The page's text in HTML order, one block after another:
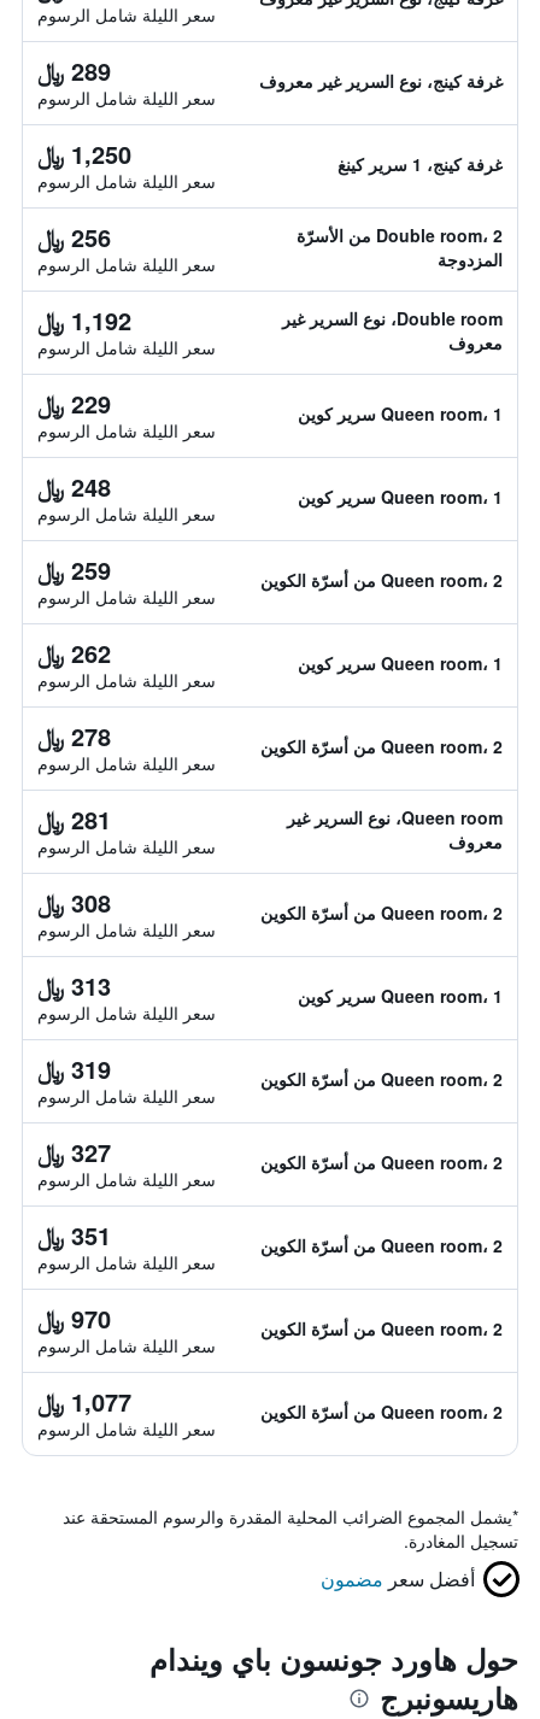
سعر الليلة شامل الرسوم
غرفة كينج، نوع السرير غير معروف 289 ﷼
سعر الليلة شامل الرسوم
غرفة كينج، 1 سرير كينغ 1,250 ﷼
سعر الليلة شامل الرسوم
Double room، 2 من الأسرّة
المزدوجة
256 ﷼
سعر الليلة شامل الرسوم
Double room، نوع السرير غير
معروف
1,192 ﷼
سعر الليلة شامل الرسوم
Queen room، 1 سرير كوين 229 ﷼
سعر الليلة شامل الرسوم
Queen room، 1 سرير كوين 248 ﷼
سعر الليلة شامل الرسوم
Queen room، 2 من أسرّة الكوين 259 ﷼
سعر الليلة شامل الرسوم
Queen room، 1 سرير كوين 262 ﷼
سعر الليلة شامل الرسوم
Queen room، 2 من أسرّة الكوين 278 ﷼
سعر الليلة شامل الرسوم
Queen room، نوع السرير غير
معروف
281 ﷼
سعر الليلة شامل الرسوم
Queen room، 2 من أسرّة الكوين 308 ﷼
سعر الليلة شامل الرسوم
Queen room، 1 سرير كوين 313 ﷼
سعر الليلة شامل الرسوم
Queen room، 2 من أسرّة الكوين 319 ﷼
سعر الليلة شامل الرسوم
Queen room، 2 من أسرّة الكوين 327 ﷼
سعر الليلة شامل الرسوم
Queen room، 2 من أسرّة الكوين 351 ﷼
سعر الليلة شامل الرسوم
Queen room، 2 من أسرّة الكوين 970 ﷼
سعر الليلة شامل الرسوم
Queen room، 2 من أسرّة الكوين 1,077 ﷼
سعر الليلة شامل الرسوم
*يشمل المجموع الضرائب المحلية المقدرة والرسوم المستحقة عند
تسجيل المغادرة.
أفضل سعر مضمون
حول هاورد جونسون باي ويندام
هاريسونبرج